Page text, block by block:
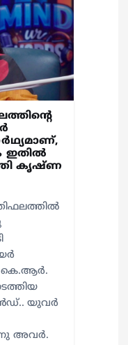
ഇതില്‍
കൃഷ്ണ
കെ.ആര്‍.
യുവര്‍
അവര്‍.